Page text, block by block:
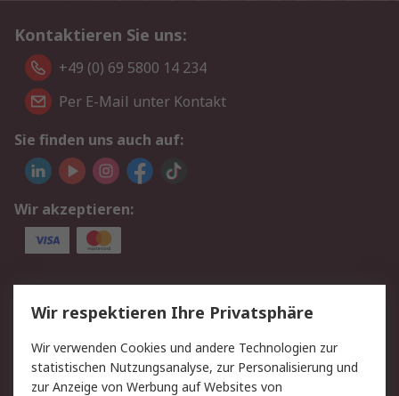
Kontaktieren Sie uns:
+49 (0) 69 5800 14 234
Per E-Mail unter Kontakt
Sie finden uns auch auf:
Wir akzeptieren:
Service
Value Added Services
Lieferlösungen
Rücksendungen
Kontakt
Hilfe
Privatkunden
Wir respektieren Ihre Privatsphäre
Wir verwenden Cookies und andere Technologien zur
statistischen Nutzungsanalyse, zur Personalisierung und
zur Anzeige von Werbung auf Websites von